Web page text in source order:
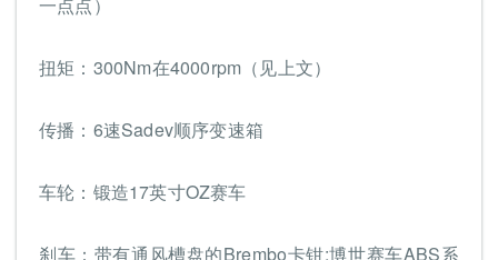
扭矩：300Nm在4000rpm（见上文）
传播：6速Sadev顺序变速箱
车轮：锻造17英寸OZ赛车
刹车：带有通风槽盘的Brembo卡钳;博世赛车ABS系